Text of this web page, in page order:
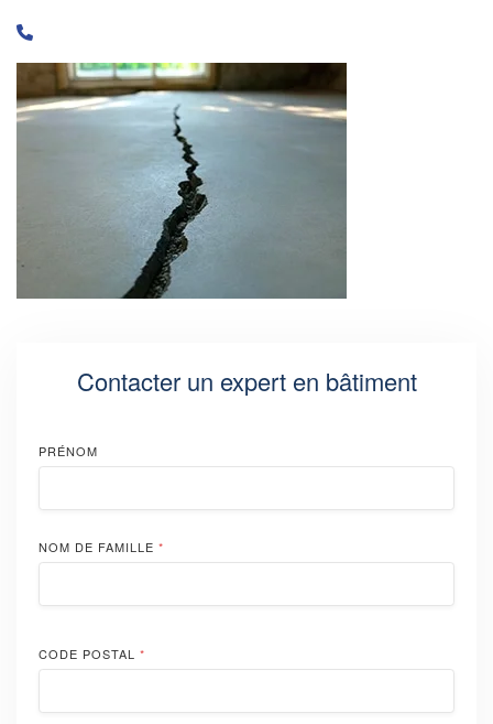
Contacter un expert en bâtiment
PRÉNOM
NOM DE FAMILLE *
CODE POSTAL *